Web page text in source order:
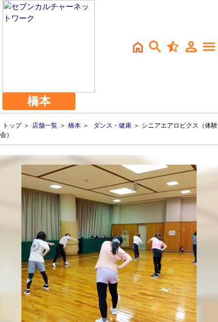
橋本
トップ＞ 店舗一覧 ＞ 橋本 ＞ ダンス・健康 ＞ シニアエアロビクス（体験
会）